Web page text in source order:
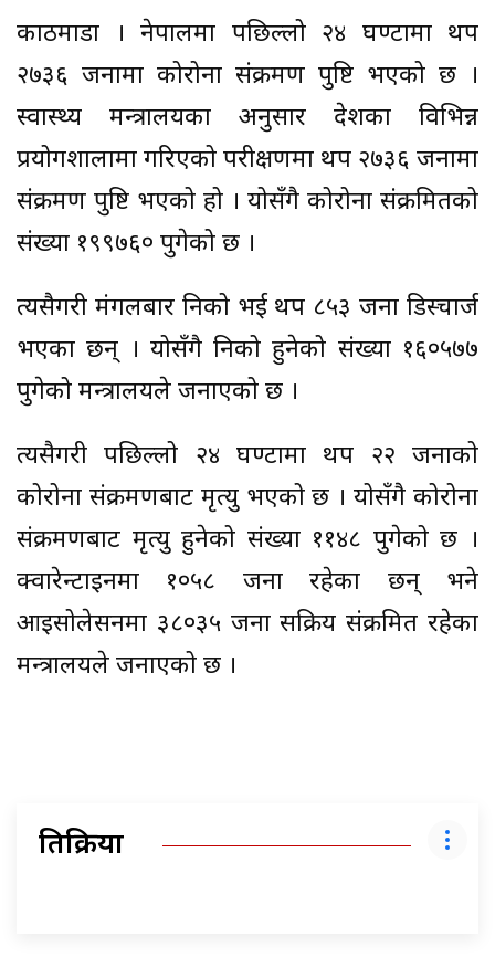
काठमाडौं । नेपालमा पछिल्लो २४ घण्टामा थप
२७३६ जनामा कोरोना संक्रमण पुष्टि भएको छ ।
स्वास्थ्य मन्त्रालयका अनुसार देशका विभिन्न
प्रयोगशालामा गरिएको परीक्षणमा थप २७३६ जनामा
संक्रमण पुष्टि भएको हो । योसँगै कोरोना संक्रमितको
संख्या १९९७६० पुगेको छ ।
त्यसैगरी मंगलबार निको भई थप ८५३ जना डिस्चार्ज
भएका छन् । योसँगै निको हुनेको संख्या १६०५७७
पुगेको मन्त्रालयले जनाएको छ ।
त्यसैगरी पछिल्लो २४ घण्टामा थप २२ जनाको
कोरोना संक्रमणबाट मृत्यु भएको छ । योसँगै कोरोना
संक्रमणबाट मृत्यु हुनेको संख्या ११४८ पुगेको छ ।
क्वारेन्टाइनमा १०५८ जना रहेका छन् भने
आइसोलेसनमा ३८०३५ जना सक्रिय संक्रमित रहेका
मन्त्रालयले जनाएको छ ।
प्रतिक्रिया